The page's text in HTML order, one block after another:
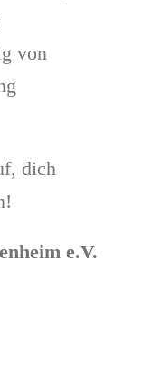
von
dich
e.V.